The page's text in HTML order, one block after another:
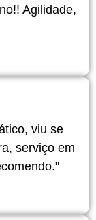
Agilidade,
viu se
serviço em